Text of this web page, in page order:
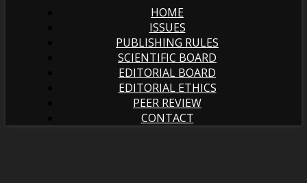
HOME
ISSUES
PUBLISHING RULES
SCIENTIFIC BOARD
EDITORIAL BOARD
EDITORIAL ETHICS
PEER REVIEW
CONTACT